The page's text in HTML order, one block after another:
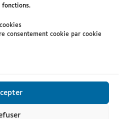
fonctions.
consentement cookie par cookie